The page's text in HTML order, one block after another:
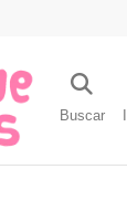
Buscar